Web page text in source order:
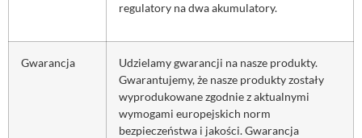
regulatory na dwa akumulatory.
Gwarancja
Udzielamy gwarancji na nasze produkty.
Gwarantujemy, że nasze produkty zostały
wyprodukowane zgodnie z aktualnymi
wymogami europejskich norm
bezpieczeństwa i jakości. Gwarancja